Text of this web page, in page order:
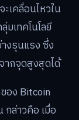
เคลื่อนไหวใน
เทคโนโลยี
งรุนแรง ซึ่ง
ากจุดสูงสุดได้
อง Bitcoin
ล่าวคือ เมื่อ